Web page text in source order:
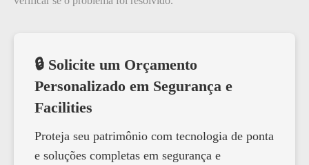
🔒 Solicite um Orçamento
Personalizado em Segurança e
Facilities
Proteja seu patrimônio com tecnologia de ponta
e soluções completas em segurança e